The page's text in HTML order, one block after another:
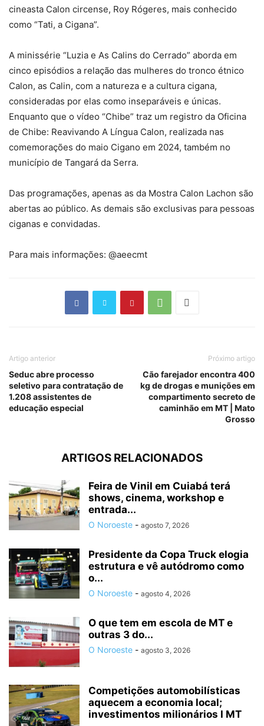
cineasta Calon circense, Roy Rógeres, mais conhecido
como “Tati, a Cigana”.
A minissérie “Luzia e As Calins do Cerrado” aborda em
cinco episódios a relação das mulheres do tronco étnico
Calon, as Calin, com a natureza e a cultura cigana,
consideradas por elas como inseparáveis e únicas.
Enquanto que o vídeo “Chibe” traz um registro da Oficina
de Chibe: Reavivando A Língua Calon, realizada nas
comemorações do maio Cigano em 2024, também no
município de Tangará da Serra.
Das programações, apenas as da Mostra Calon Lachon são
abertas ao público. As demais são exclusivas para pessoas
ciganas e convidadas.
Para mais informações: @aeecmt
Artigo anterior
Seduc abre processo
seletivo para contratação de
1.208 assistentes de
educação especial
Próximo artigo
Cão farejador encontra 400
kg de drogas e munições em
compartimento secreto de
caminhão em MT | Mato
Grosso
ARTIGOS RELACIONADOS
Feira de Vinil em Cuiabá terá
shows, cinema, workshop e
entrada...
O Noroeste - agosto 7, 2026
Presidente da Copa Truck elogia
estrutura e vê autódromo como
o...
O Noroeste - agosto 4, 2026
O que tem em escola de MT e
outras 3 do...
O Noroeste - agosto 3, 2026
Competições automobilísticas
aquecem a economia local;
investimentos milionários I MT